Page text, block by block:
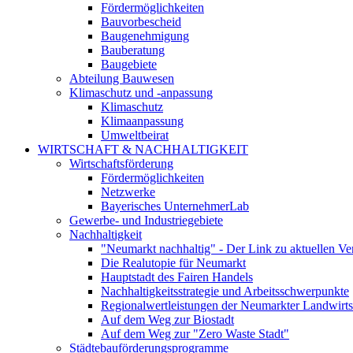
Fördermöglichkeiten
Bauvorbescheid
Baugenehmigung
Bauberatung
Baugebiete
Abteilung Bauwesen
Klimaschutz und -anpassung
Klimaschutz
Klimaanpassung
Umweltbeirat
WIRTSCHAFT & NACHHALTIGKEIT
Wirtschaftsförderung
Fördermöglichkeiten
Netzwerke
Bayerisches UnternehmerLab
Gewerbe- und Industriegebiete
Nachhaltigkeit
"Neumarkt nachhaltig" - Der Link zu aktuellen
Die Realutopie für Neumarkt
Hauptstadt des Fairen Handels
Nachhaltigkeitsstrategie und Arbeitsschwerpunkte
Regionalwertleistungen der Neumarkter
Auf dem Weg zur Biostadt
Auf dem Weg zur "Zero Waste Stadt"
Städtebauförderungsprogramme